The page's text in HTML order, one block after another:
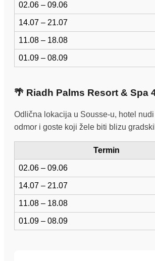
02.06 – 09.06
14.07 – 21.07
11.08 – 18.08
01.09 – 08.09
🌴 Riadh Palms Resort & Spa
Odlična lokacija u Sousse-u, hotel
odmor i goste koji žele biti blizu
Termin
02.06 – 09.06
14.07 – 21.07
11.08 – 18.08
01.09 – 08.09